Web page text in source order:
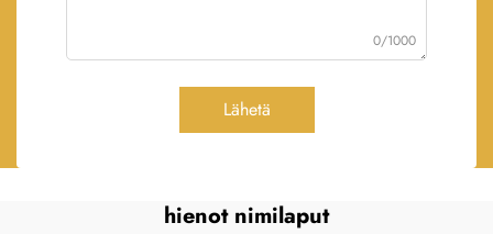
0/1000
Lähetä
hienot nimilaput